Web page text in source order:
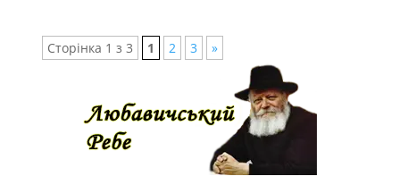
Сторінка 1 з 3 1 2 3 »